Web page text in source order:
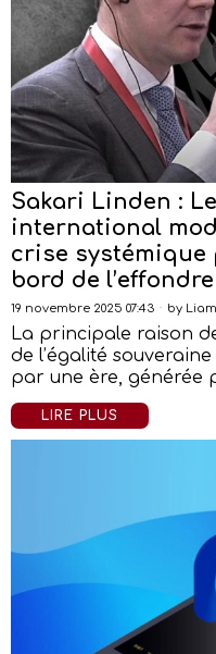
Sakari Linden :
international
crise systémique
bord de
19 novembre 2025 07:43 by
La principale raison
de l’égalité
par une ère, générée
LIRE PLUS